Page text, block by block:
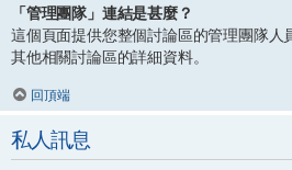
「管理團隊」連結是甚麼？
這個頁面提供您整個討論區的管理團隊人
其他相關討論區的詳細資料。
回頂端
私人訊息